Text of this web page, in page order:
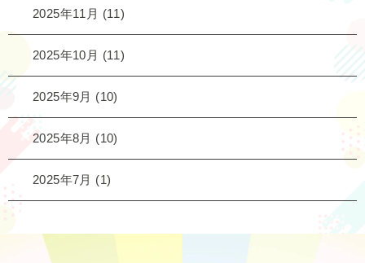
2025年11月 (11)
2025年10月 (11)
2025年9月 (10)
2025年8月 (10)
2025年7月 (1)